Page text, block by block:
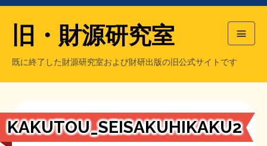
もっと知りたい方へ
旧・財源研究室
既に終了した財源研究室および財研出版の旧公式サイトです
KAKUTOU_SEISAKUHIKAKU2